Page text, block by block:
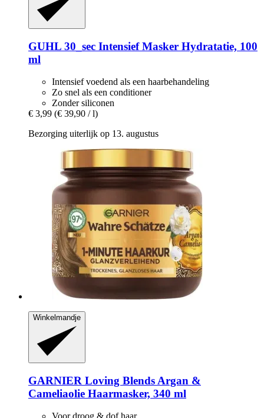
GUHL 30_sec Intensief Masker Hydratatie, 100
ml
Intensief voedend als een haarbehandeling
Zo snel als een conditioner
Zonder siliconen
€ 3,99 (€ 39,90 / l)
Bezorging uiterlijk op 13. augustus
Winkelmandje
GARNIER Loving Blends Argan &
Cameliaolie Haarmasker, 340 ml